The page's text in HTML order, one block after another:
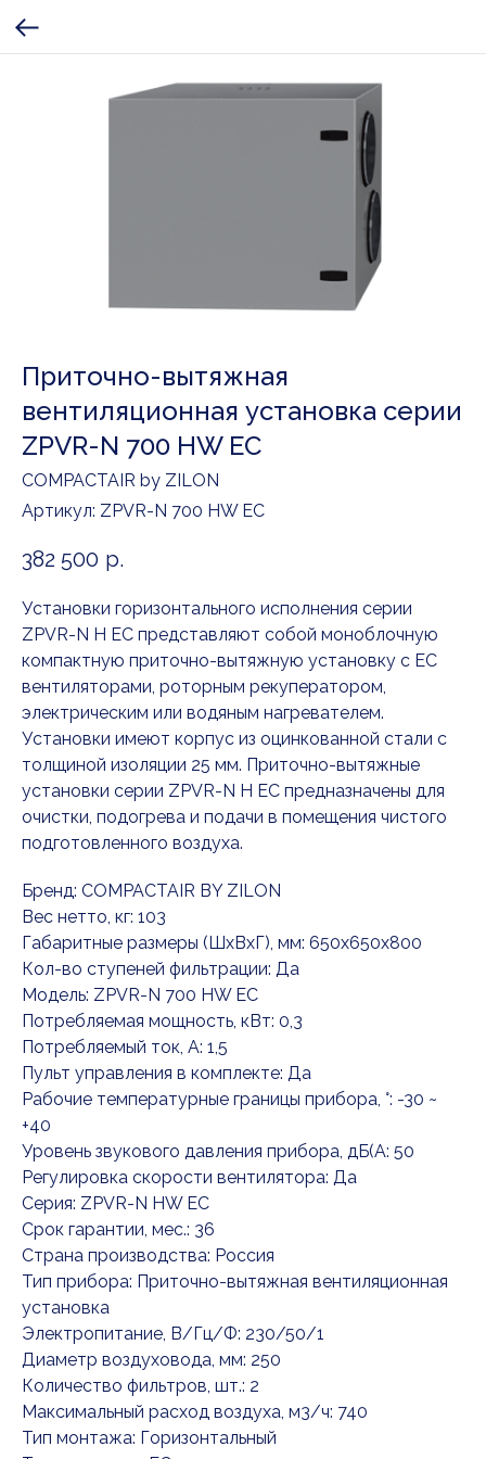
Приточно-вытяжная
вентиляционная установка серии
ZPVR-N 700 HW EC
COMPACTAIR by ZILON
Артикул: ZPVR-N 700 HW EC
382 500 р.
Установки горизонтального исполнения серии
ZPVR-N H EC представляют собой моноблочную
компактную приточно-вытяжную установку с EC
вентиляторами, роторным рекуператором,
электрическим или водяным нагревателем.
Установки имеют корпус из оцинкованной стали с
толщиной изоляции 25 мм. Приточно-вытяжные
установки серии ZPVR-N H EC предназначены для
очистки, подогрева и подачи в помещения чистого
подготовленного воздуха.
Бренд: COMPACTAIR BY ZILON
Вес нетто, кг: 103
Габаритные размеры (ШxВxГ), мм: 650x650x800
Кол-во ступеней фильтрации: Да
Модель: ZPVR-N 700 HW EC
Потребляемая мощность, кВт: 0,3
Потребляемый ток, А: 1,5
Пульт управления в комплекте: Да
Рабочие температурные границы прибора, °: -30 ~
+40
Уровень звукового давления прибора, дБ(А: 50
Регулировка скорости вентилятора: Да
Серия: ZPVR-N HW ЕС
Срок гарантии, мес.: 36
Страна производства: Россия
Тип прибора: Приточно-вытяжная вентиляционная
установка
Электропитание, В/Гц/Ф: 230/50/1
Диаметр воздуховода, мм: 250
Количество фильтров, шт.: 2
Максимальный расход воздуха, м3/ч: 740
Тип монтажа: Горизонтальный